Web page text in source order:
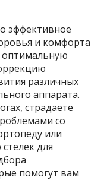
эффективное
и комфорта
оптимальную
различных
аппарата.
страдаете
со
или
для
помогут вам